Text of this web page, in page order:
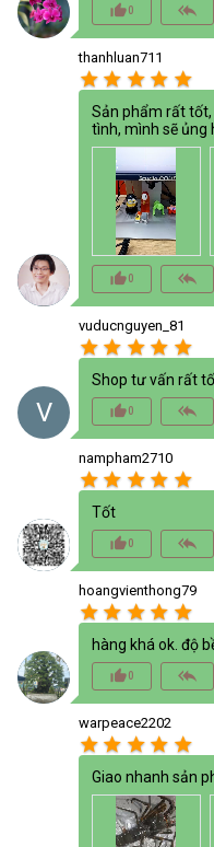
thumb_up_alt0 reply_all
thanhluan711
star star star star star
Sản phẩm rất
tình, mình sẽ ủng
thumb_up_alt0 reply_all
V
vuducnguyen_81
star star star star star
Shop tư vấn rất
thumb_up_alt0 reply_all
nampham2710
star star star star star
Tốt
thumb_up_alt0 reply_all
hoangvienthong79
star star star star star
hàng khá ok. độ
thumb_up_alt0 reply_all
warpeace2202
star star star star star
Giao nhanh sản